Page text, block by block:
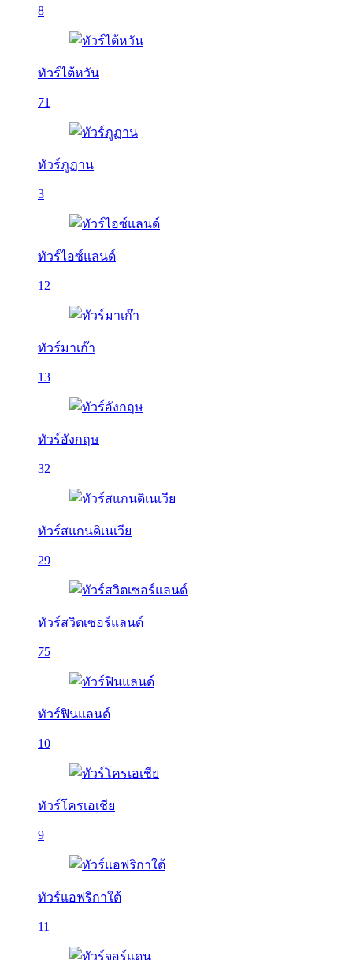
8
ทัวร์ไต้หวัน
71
ทัวร์ภูฏาน
3
ทัวร์ไอซ์แลนด์
12
ทัวร์มาเก๊า
13
ทัวร์อังกฤษ
32
ทัวร์สแกนดิเนเวีย
29
ทัวร์สวิตเซอร์แลนด์
75
ทัวร์ฟินแลนด์
10
ทัวร์โครเอเชีย
9
ทัวร์แอฟริกาใต้
11